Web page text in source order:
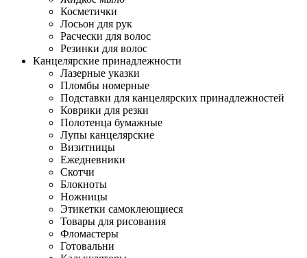
Косметички
Лосьон для рук
Расчески для волос
Резинки для волос
Канцелярские принадлежности
Лазерные указки
Пломбы номерные
Подставки для канцелярских принадлежностей
Коврики для резки
Полотенца бумажные
Лупы канцелярские
Визитницы
Ежедневники
Скотчи
Блокноты
Ножницы
Этикетки самоклеющиеся
Товары для рисования
Фломастеры
Готовальни